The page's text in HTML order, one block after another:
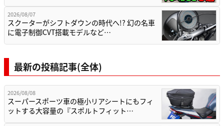
2026/08/07
スクーターがシフトダウンの時代へ!? 幻の名車
に電子制御CVT搭載モデルなど…
最新の投稿記事(全体)
2026/08/08
スーパースポーツ車の極小リアシートにもフィ
ットする大容量の『スポルトフィット…